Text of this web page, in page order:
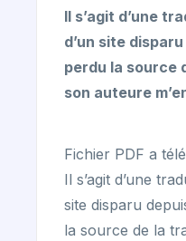
Il s’agit d’une
d’un site
perdu la source
son auteure
Fichier PDF a
Il s’agit d’une
site disparu
la source de la